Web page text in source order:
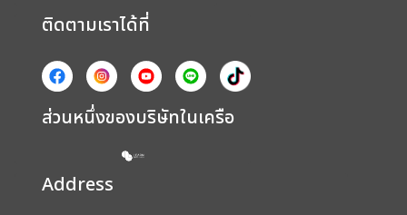
ติดตามเราได้ที่
ส่วนหนึ่งของบริษัทในเครือ
Address